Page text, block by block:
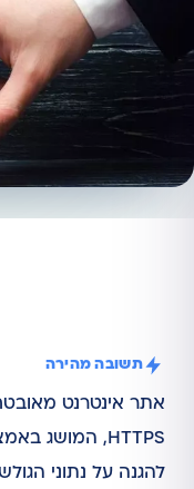
תשובה מהירה
אתר אינטרנט
להגנה על נתוני